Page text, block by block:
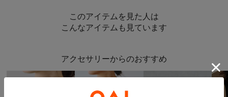
このアイテムを見た人は
こんなアイテムも見ています
アクセサリーからのおすすめ